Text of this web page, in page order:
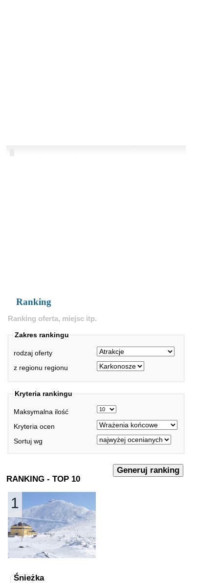
Ranking
Ranking oferta, miejsc itp.
Zakres rankingu
rodzaj oferty
z regionu regionu
Kryteria rankingu
Maksymalna ilość
Kryteria ocen
Sortuj wg
RANKING - TOP 10
1
Śnieżka